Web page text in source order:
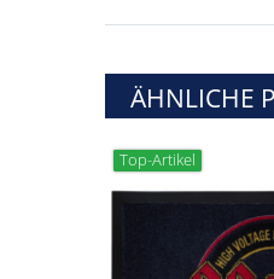
ÄHNLICHE
Top-Artikel